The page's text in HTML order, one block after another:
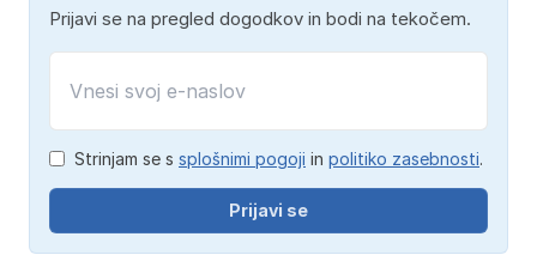
Prijavi se na pregled dogodkov in bodi na tekočem.
Strinjam se s splošnimi pogoji in politiko zasebnosti.
Prijavi se